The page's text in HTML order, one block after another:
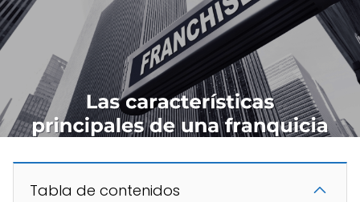
Tabla de contenidos